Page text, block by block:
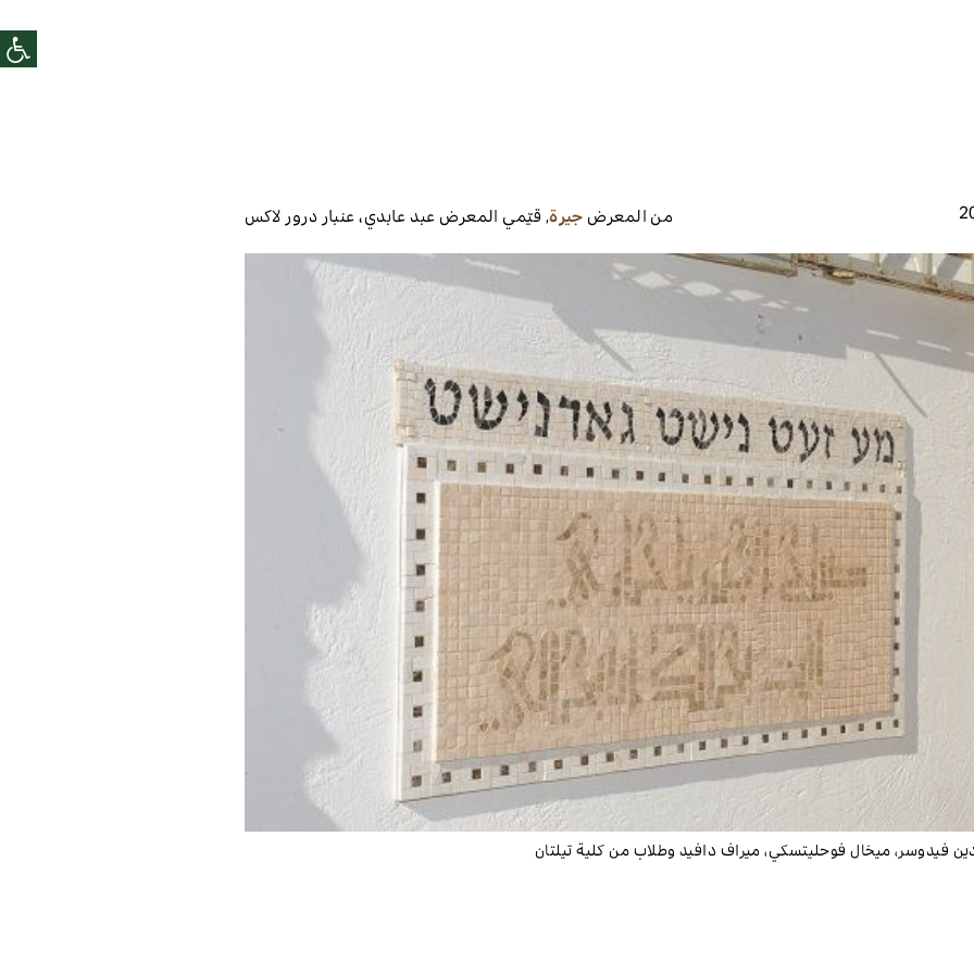
من المعرضجيرة,قيّمي المعرضعبد عابدي، عنبار درور لاكس
فيدوسر، ميخال فوحليتسكي، ميراف دافيد وطلاب من كلية تيلتان